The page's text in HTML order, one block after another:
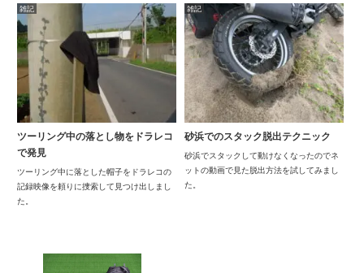
雑記
ツーリング中の落とし物をドラレコ
で発見
ツーリング中に落とした帽子をドラレコの
記録映像を頼りに捜索して見つけ出しまし
た。
雑記
砂浜でのスタック脱出テクニック
砂浜でスタックして動けなくなったのでネ
ットの動画で見た脱出方法を試してみまし
た。